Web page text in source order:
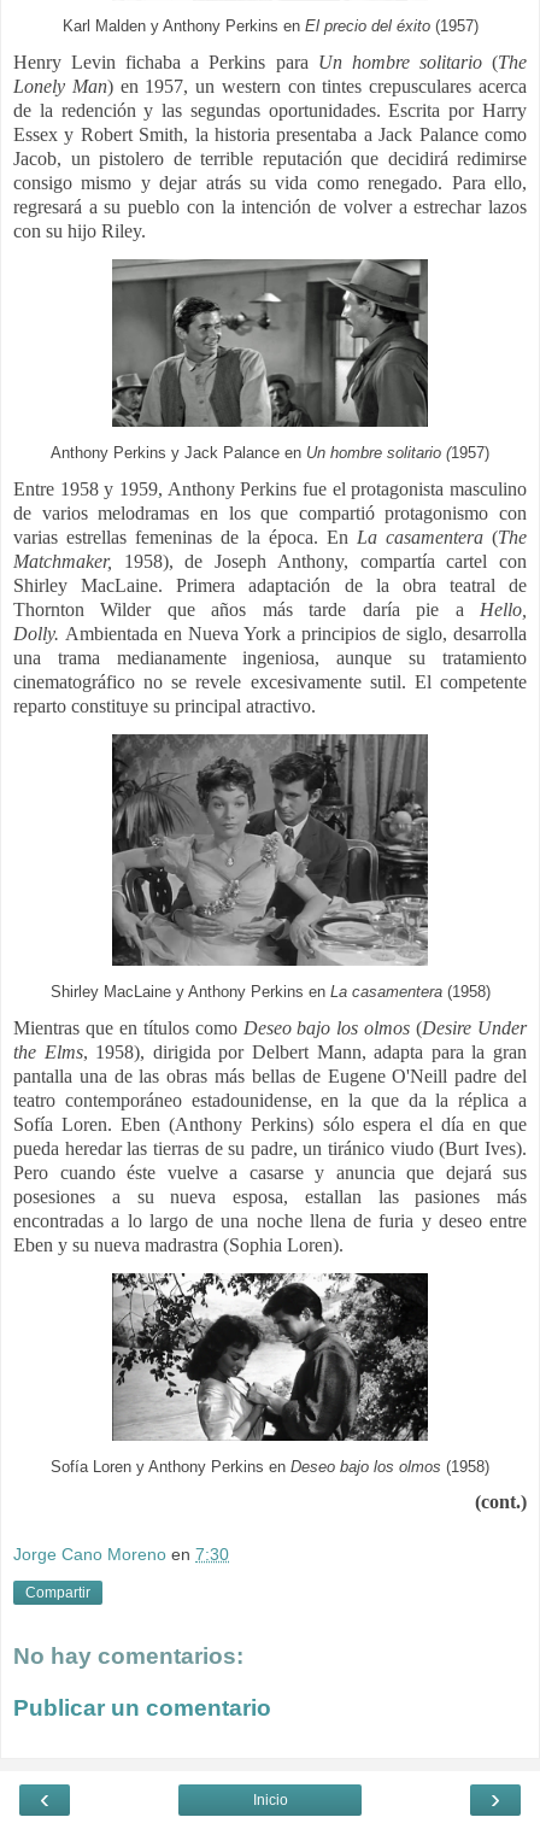
Karl Malden y Anthony Perkins en El precio del éxito(1957)
Henry Levin fichaba a Perkins para Un hombre solitario(The
Lonely Man) en 1957, un western con tintes crepusculares acerca
de la redención y las segundas oportunidades.Escrita por Harry
Essex y Robert Smith, la historia presentaba a Jack Palance como
Jacob, un pistolero de terrible reputación que decidirá redimirse
consigo mismo y dejar atrás su vida como renegado. Para ello,
regresará a su pueblo con la intención de volver a estrechar lazos
con su hijo Riley.
Anthony Perkins y Jack Palance en Un hombre solitario (1957)
Entre 1958 y 1959, Anthony Perkins fue el protagonista masculino
de varios melodramas en los que compartió protagonismo con
varias estrellas femeninas de la época. En La casamentera (The
Matchmaker, 1958), de Joseph Anthony, compartía cartel con
Shirley MacLaine.Primera adaptación de la obra teatral de
Thornton Wilder que años más tarde daría pie a Hello,
Dolly. Ambientada en Nueva York a principios de siglo, desarrolla
una trama medianamente ingeniosa, aunque su tratamiento
cinematográfico no se revele excesivamente sutil. El competente
reparto constituye su principal atractivo.
Shirley MacLaine y Anthony Perkins enLa casamentera (1958)
Mientras que en títulos como Deseo bajo los olmos (Desire Under
the Elms, 1958), dirigida por Delbert Mann, adapta para la gran
pantalla una de las obras más bellas de Eugene O'Neill padre del
teatro contemporáneo estadounidense, en la que da la réplica a
Sofía Loren. Eben (Anthony Perkins) sólo espera el día en que
pueda heredar las tierras de su padre, un tiránico viudo (Burt Ives).
Pero cuando éste vuelve a casarse y anuncia que dejará sus
posesiones a su nueva esposa, estallan las pasiones más
encontradas a lo largo de una noche llena de furia y deseo entre
Eben y su nueva madrastra (Sophia Loren).
Sofía Loren y Anthony Perkins en Deseo bajo los olmos (1958)
(cont.)
Jorge Cano Moreno en 7:30
Compartir
No hay comentarios:
Publicar un comentario
‹ ›
Inicio